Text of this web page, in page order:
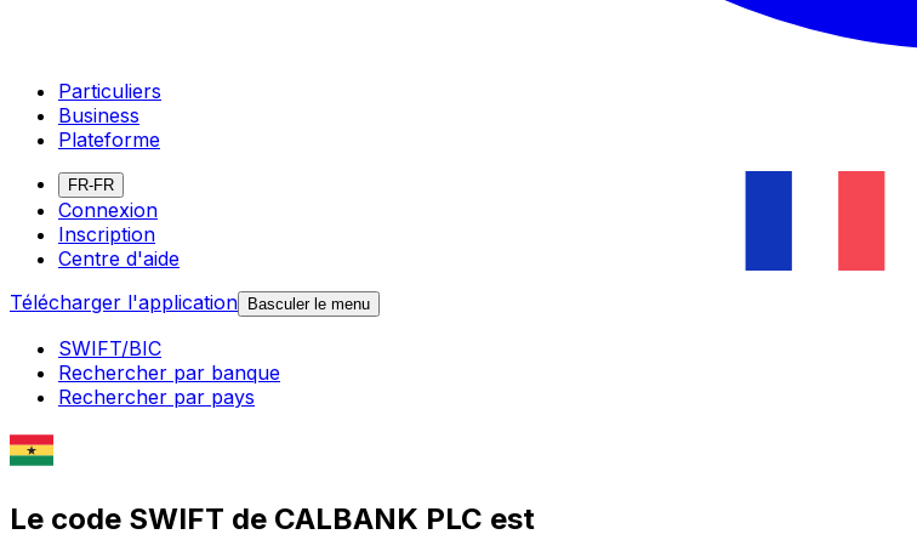
Particuliers
Business
Plateforme
FR-FR
Connexion
Inscription
Centre d'aide
Télécharger l'application Basculer le menu
SWIFT/BIC
Rechercher par banque
Rechercher par pays
Le code SWIFT de CALBANK PLC est